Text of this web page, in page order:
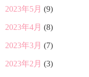
2023年5月 (9)
2023年4月 (8)
2023年3月 (7)
2023年2月 (3)